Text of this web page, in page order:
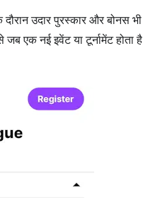
उदार पुरस्कार और बोनस भी
एक नई इवेंट या टूर्नामेंट होता है